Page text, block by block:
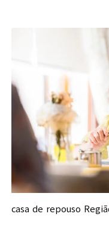
casa de repouso